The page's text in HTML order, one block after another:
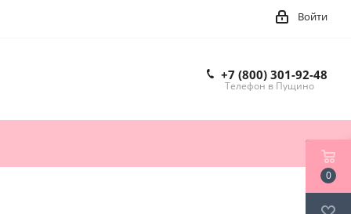
Войти
+7 (800) 301-92-48
Телефон в Пущино
0